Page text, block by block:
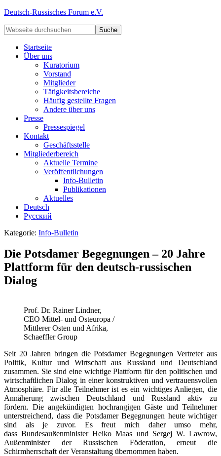
Deutsch-Russisches Forum e.V.
Startseite
Über uns
Kuratorium
Vorstand
Mitglieder
Tätigkeitsbereiche
Häufig gestellte Fragen
Andere über uns
Presse
Pressespiegel
Kontakt
Geschäftsstelle
Mitgliederbereich
Aktuelle Termine
Veröffentlichungen
Info-Bulletin
Publikationen
Aktuelles
Deutsch
Русский
Kategorie: Info-Bulletin
Die Potsdamer Begegnungen – 20 Jahre
Plattform für den deutsch-russischen
Dialog
Prof. Dr. Rainer Lindner,
CEO Mittel- und Osteuropa /
Mittlerer Osten und Afrika,
Schaeffler Group
Seit 20 Jahren bringen die Potsdamer Begegnungen Vertreter aus
Politik, Kultur und Wirtschaft aus Russland und Deutschland
zusammen. Sie sind eine wichtige Plattform für den politischen und
wirtschaftlichen Dialog in einer konstruktiven und vertrauensvollen
Atmosphäre. Für alle Teilnehmer ist es ein wichtiges Anliegen, die
Annäherung zwischen Deutschland und Russland aktiv zu
fördern. Die angekündigten hochrangigen Gäste und Teilnehmer
unterstreichend, dass die Potsdamer Begegnungen heute wichtiger
sind als je zuvor. Es freut mich daher umso mehr,
dass Bundesaußenminister Heiko Maas und Sergej W. Lawrow,
Außenminister der Russischen Föderation, erneut die
Schirmherrschaft der Veranstaltung übernommen haben.